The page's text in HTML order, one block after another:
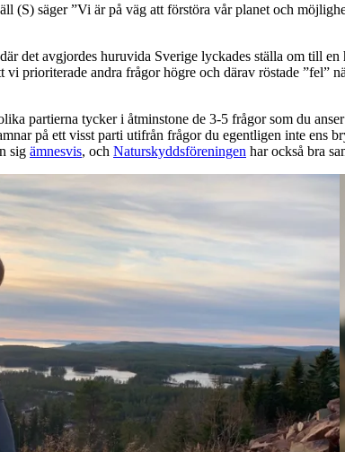
(S) säger ”Vi är på väg att förstöra vår planet och
det avgjordes huruvida Sverige lyckades ställa om till
prioriterade andra frågor högre och därav röstade
partierna tycker i åtminstone de 3-5 frågor som du
på ett visst parti utifrån frågor du egentligen inte
sig ämnesvis, och Naturskyddsföreningen har också bra